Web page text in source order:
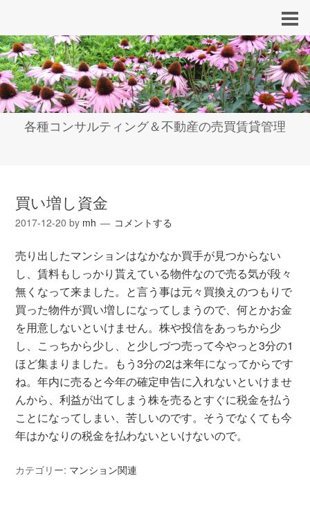
各種コンサルティング＆不動産の売買賃貸管理
買い増し資金
2017-12-20 by mh コメントする
売り出したマンションはなかなか買手が見つからない
し、賃料もしっかり貰えている物件なので売る気が段々
無くなって来ました。と言う事は元々買換えのつもりで
買った物件が買い増しになってしまうので、何とかお金
を用意しないといけません。株や投信をあっちから少
し、こっちから少し、と少しづつ売って今やっと3分の1
ほど集まりました。もう3分の2は来年になってからです
ね。年内に売ると今年の確定申告に入れないといけませ
んから、利益が出てしまう株を売るとすぐに税金を払う
ことになってしまい、苦しいのです。そうでなくても今
年はかなりの税金を払わないといけないので。
カテゴリー: マンション関連